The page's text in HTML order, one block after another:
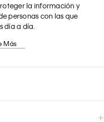
la información y
personas con las que
día a día.
Más